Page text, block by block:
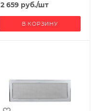
2 659руб./шт
В КОРЗИНУ
Высота, мм
170